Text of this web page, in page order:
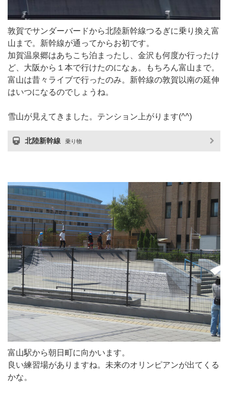
敦賀でサンダーバードから北陸新幹線つるぎに乗り換え富
山まで。新幹線が通ってからお初です。
加賀温泉郷はあちこち泊まったし、金沢も何度か行ったけ
ど、大阪から１本で行けたのになぁ。もちろん富山まで。
富山は昔々ライブで行ったのみ。新幹線の敦賀以南の延伸
はいつになるのでしょうね。
雪山が見えてきました。テンション上がります(^^)
北陸新幹線 乗り物
富山駅から朝日町に向かいます。
良い練習場がありますね。未来のオリンピアンが出てくる
かな。